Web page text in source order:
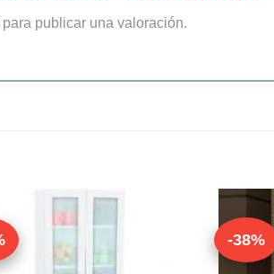
para publicar una valoración.
-38%